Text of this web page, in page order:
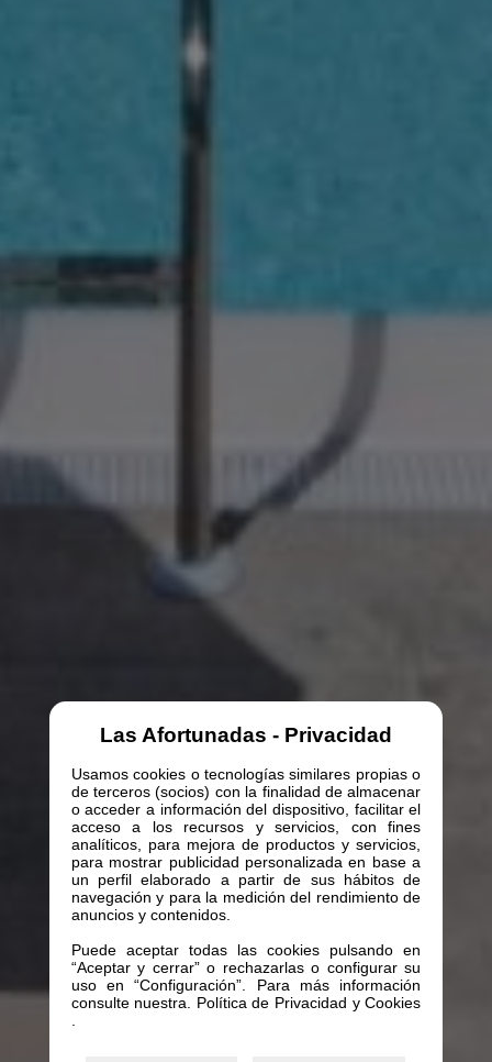
Las Afortunadas - Privacidad
Usamos cookies o tecnologías similares propias o
de terceros (socios) con la finalidad de almacenar
o acceder a información del dispositivo, facilitar el
acceso a los recursos y servicios, con fines
analíticos, para mejora de productos y servicios,
para mostrar publicidad personalizada en base a
un perfil elaborado a partir de sus hábitos de
navegación y para la medición del rendimiento de
anuncios y contenidos.
Puede aceptar todas las cookies pulsando en
“Aceptar y cerrar” o rechazarlas o configurar su
uso en “Configuración”. Para más información
consulte nuestra. Política de Privacidad y Cookies